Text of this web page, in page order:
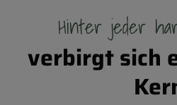
Hinter jeder
verbirgt sich